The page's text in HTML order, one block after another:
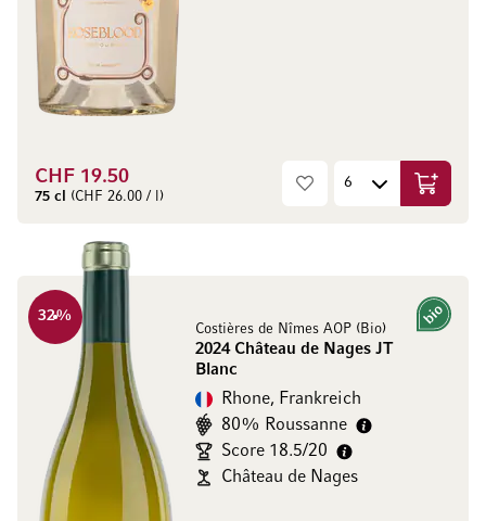
CHF 19.50
75 cl (CHF 26.00 / l) In den
Costières de Nîmes AOP (Bio)
2024 Château de Nages JT
Blanc
32% Bio
Rhone, Frankreich
80% Roussanne
Score 18.5/20
Château de Nages